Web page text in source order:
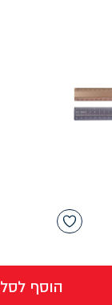
הוסף לסל